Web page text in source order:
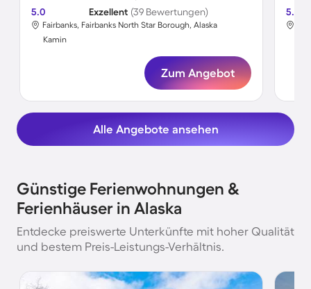
5.0 Exzellent (39 Bewertungen)
Fairbanks, Fairbanks North Star Borough, Alaska
Kamin
Zum Angebot
5.0
Alle Angebote ansehen
Günstige Ferienwohnungen &
Ferienhäuser in Alaska
Entdecke preiswerte Unterkünfte mit hoher Qualität
und bestem Preis-Leistungs-Verhältnis.